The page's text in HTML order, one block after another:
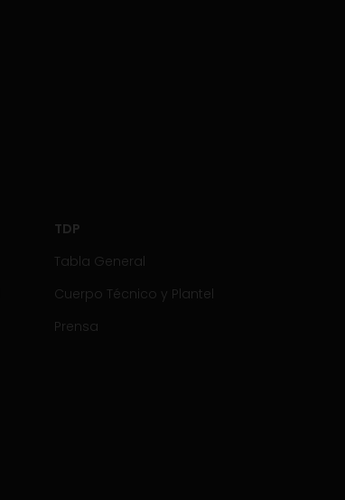
TDP
Tabla General
Cuerpo Técnico y Plantel
Prensa